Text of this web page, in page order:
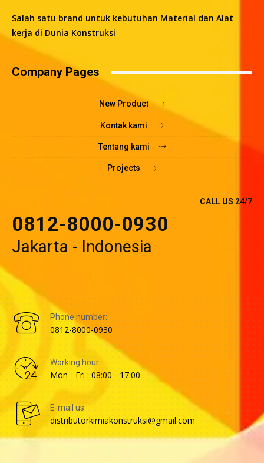
Salah satu brand untuk kebutuhan Material dan Alat
kerja di Dunia Konstruksi
Company Pages
New Product
Kontak kami
Tentang kami
Projects
CALL US 24/7
0812-8000-0930
Jakarta - Indonesia
Phone number:
0812-8000-0930
Working hour:
Mon - Fri : 08:00 - 17:00
E-mail us:
distributorkimiakonstruksi@gmail.com